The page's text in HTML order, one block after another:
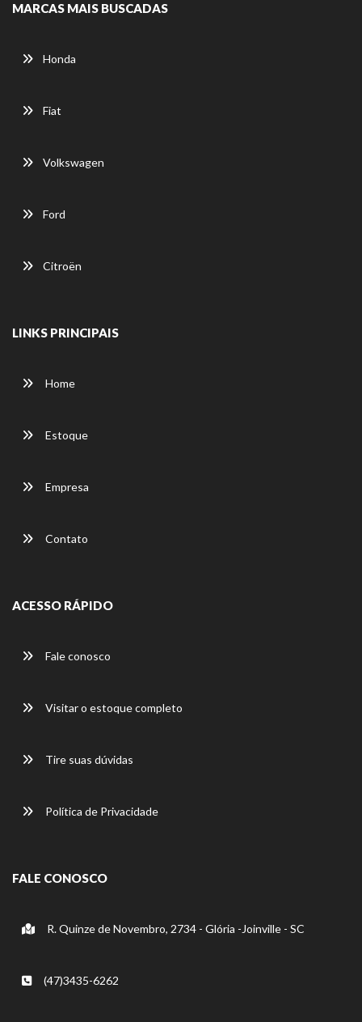
MARCAS MAIS BUSCADAS
Honda
Fiat
Volkswagen
Ford
Citroën
LINKS PRINCIPAIS
Home
Estoque
Empresa
Contato
ACESSO RÁPIDO
Fale conosco
Visitar o estoque completo
Tire suas dúvidas
Política de Privacidade
FALE CONOSCO
R. Quinze de Novembro, 2734 - Glória -Joinville - SC
(47)3435-6262